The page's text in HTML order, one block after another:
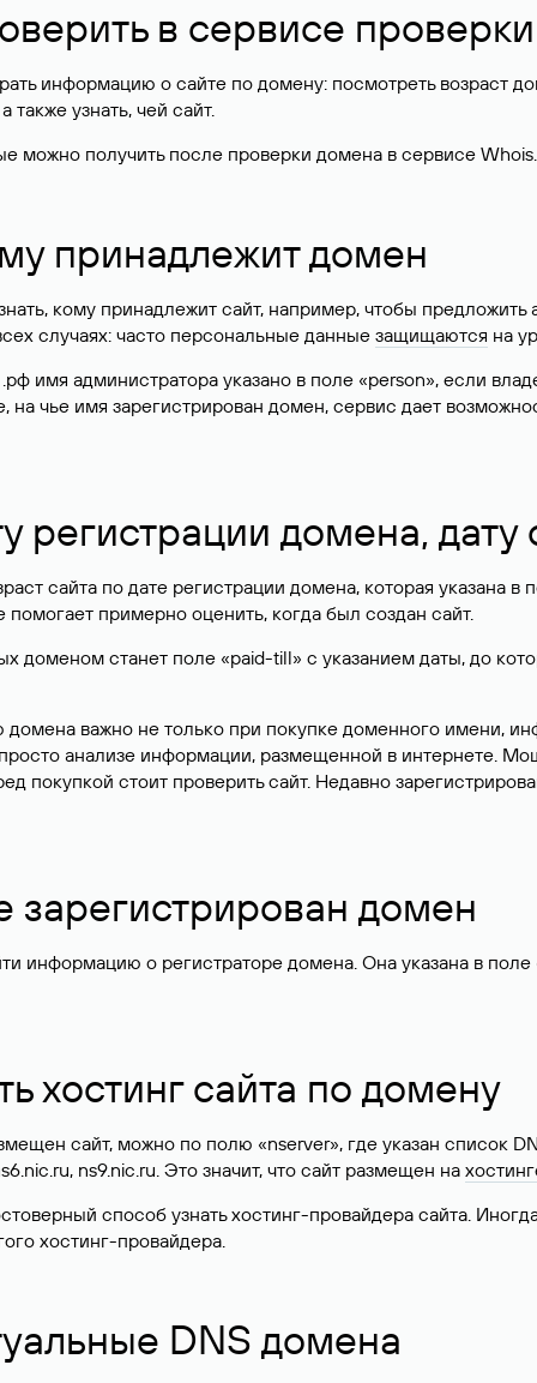
в сервисе
информацию о сайте по домену: посмотреть возраст
также узнать, чей сайт.
можно получить после проверки домена в сервисе Whois.
принадлежит домен
кому принадлежит сайт, например, чтобы
случаях: часто персональные данные защищаются на
имя администратора указано в поле «person», если
на чье имя зарегистрирован домен, сервис дает
регистрации домена,
сайта по дате регистрации домена, которая указана
помогает примерно оценить, когда был создан сайт.
доменом станет поле «paid-till» с указанием даты, до
домена важно не только при покупке доменного имени,
анализе информации, размещенной в интернете.
покупкой стоит проверить сайт. Недавно
зарегистрирован домен
информацию о регистраторе домена. Она указана в
хостинг сайта по домену
сайт, можно по полю «nserver», где указан
ns9.nic.ru. Это значит, что сайт размещен на
способ узнать хостинг-провайдера сайта.
хостинг-провайдера.
DNS домена